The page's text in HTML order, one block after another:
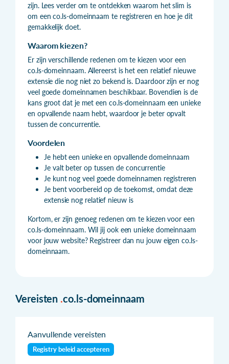
zijn. Lees verder om te ontdekken waarom het slim is
om een co.ls-domeinnaam te registreren en hoe je dit
gemakkelijk doet.
Waarom kiezen?
Er zijn verschillende redenen om te kiezen voor een
co.ls-domeinnaam. Allereerst is het een relatief nieuwe
extensie die nog niet zo bekend is. Daardoor zijn er nog
veel goede domeinnamen beschikbaar. Bovendien is de
kans groot dat je met een co.ls-domeinnaam een unieke
en opvallende naam hebt, waardoor je beter opvalt
tussen de concurrentie.
Voordelen
Je hebt een unieke en opvallende domeinnaam
Je valt beter op tussen de concurrentie
Je kunt nog veel goede domeinnamen registreren
Je bent voorbereid op de toekomst, omdat deze
extensie nog relatief nieuw is
Kortom, er zijn genoeg redenen om te kiezen voor een
co.ls-domeinnaam. Wil jij ook een unieke domeinnaam
voor jouw website? Registreer dan nu jouw eigen co.ls-
domeinnaam.
Vereisten .co.ls-domeinnaam
Aanvullende vereisten
Registry beleid accepteren